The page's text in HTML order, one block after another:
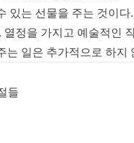
있는 선물을 주는 것이
정을 가지고 예술적인
는 일은 추가적으로 하지
들